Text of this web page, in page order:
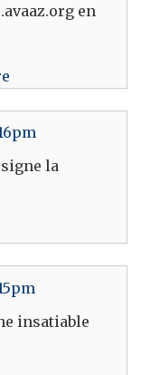
en
la
insatiable